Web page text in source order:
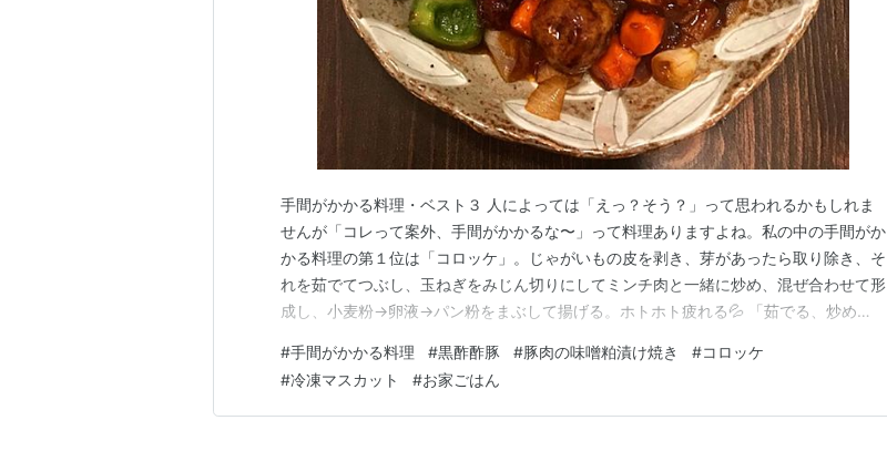
手間がかかる料理・ベスト３ 人によっては「えっ？そう？」って思われるかもしれま
せんが「コレって案外、手間がかかるな〜」って料理ありますよね。私の中の手間がか
かる料理の第１位は「コロッケ」。じゃがいもの皮を剥き、芽があったら取り除き、そ
れを茹でてつぶし、玉ねぎをみじん切りにしてミンチ肉と一緒に炒め、混ぜ合わせて形
成し、小麦粉→卵液→パン粉をまぶして揚げる。ホトホト疲れる💦 「茹でる、炒め
るしねー。そして、こんなに手間をかけたのに出来上がっても主役感がない🥴 どちら
かというと名脇役的な存在。塩胡椒して焼くだけのステーキの…
#手間がかかる料理 #黒酢酢豚 #豚肉の味噌粕漬け焼き #コロッケ
#冷凍マスカット #お家ごはん